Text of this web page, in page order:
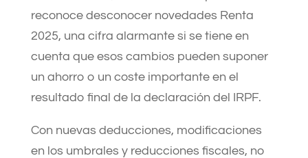
reconoce desconocer novedades Renta
2025, una cifra alarmante si se tiene en
cuenta que esos cambios pueden suponer
un ahorro o un coste importante en el
resultado final de la declaración del IRPF.
Con nuevas deducciones, modificaciones
en los umbrales y reducciones fiscales, no